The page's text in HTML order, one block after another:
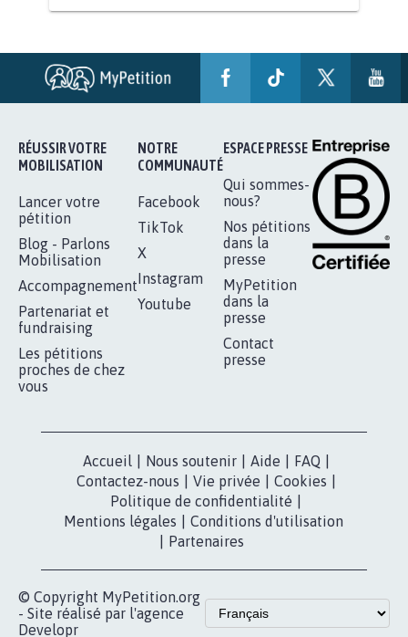
STOP AU PROJET AGRIVOLTAÏQUE
AUTOUR DE LA SOURCE...
Je signe
RÉUSSIR VOTRE
MOBILISATION
Lancer votre
pétition
Mobilisation
Accompagnement
Partenariat et
Les pétitions
Youtube
ESPACE PRESSE
Qui sommes-
nous?
presse
MyPetition
dans la
presse
Contact
presse
Nous soutenir | Aide | FAQ |